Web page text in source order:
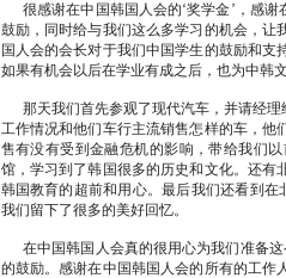
很感谢在中国韩国人会的‘奖学金’，感谢
鼓励，同时给与我们这么多学习的机会，
国人会的会长对于我们中国学生的鼓励和
如果有机会以后在学业有成之后，也为中韩
那天我们首先参观了现代汽车，并请经理
工作情况和他们车行主流销售怎样的车，
售有没有受到金融危机的影响，带给我们
馆，学习到了韩国很多的历史和文化。还
韩国教育的超前和用心。最后我们还看到
我们留下了很多的美好回忆。
在中国韩国人会真的很用心为我们准备这
的鼓励。感谢在中国韩国人会的所有的工